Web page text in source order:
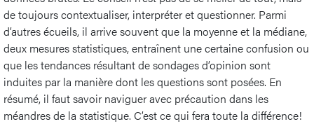
de toujours contextualiser, interpréter et questionner. Parmi
d’autres écueils, il arrive souvent que la moyenne et la médiane,
deux mesures statistiques, entraînent une certaine confusion ou
que les tendances résultant de sondages d’opinion sont
induites par la manière dont les questions sont posées. En
résumé, il faut savoir naviguer avec précaution dans les
méandres de la statistique. C’est ce qui fera toute la différence!